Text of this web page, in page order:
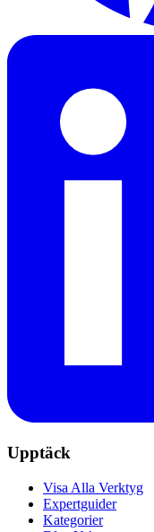
Upptäck
Visa Alla Verktyg
Expertguider
Kategorier